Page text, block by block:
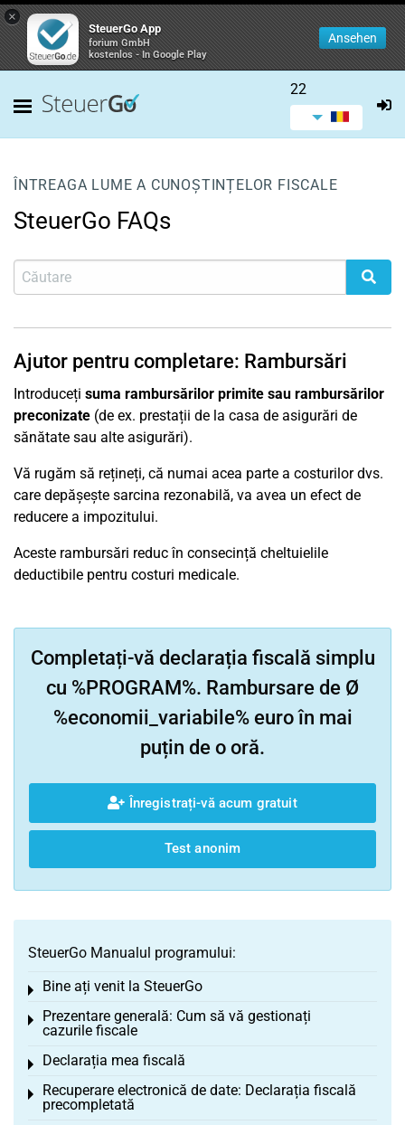
×
SteuerGo App
forium GmbH
kostenlos - In Google Play
Ansehen
22
ÎNTREAGA LUME A CUNOȘTINȚELOR FISCALE
SteuerGo FAQs
Ajutor pentru completare: Rambursări
Introduceți suma rambursărilor primite sau rambursărilor
preconizate (de ex. prestații de la casa de asigurări de
sănătate sau alte asigurări).
Vă rugăm să rețineți, că numai acea parte a costurilor dvs.
care depășește sarcina rezonabilă, va avea un efect de
reducere a impozitului.
Aceste rambursări reduc în consecință cheltuielile
deductibile pentru costuri medicale.
Completați-vă declarația fiscală simplu
cu %PROGRAM%. Rambursare de Ø
%economii_variabile% euro în mai
puțin de o oră.
Înregistrați-vă acum gratuit
Test anonim
SteuerGo Manualul programului:
Bine ați venit la SteuerGo
Toggle menu
Prezentare generală: Cum să vă gestionați
cazurile fiscale
Toggle menu
Declarația mea fiscală
Toggle menu
Recuperare electronică de date: Declarația fiscală
precompletată
Toggle menu